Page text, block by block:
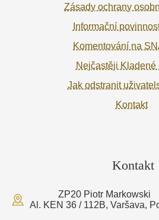
Zásady ochrany
Informační
Komentování na
Nejčastěji Kladené
Jak odstranit
Kontakt
Kontakt
ZP20 Piotr Markowski
Al. KEN 36 / 112B, Varšava,